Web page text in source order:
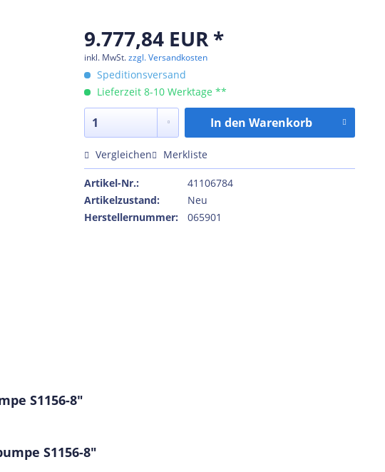
9.777,84 EUR *
inkl. MwSt.zzgl. Versandkosten
Speditionsversand
Lieferzeit 8-10 Werktage **
In den Warenkorb
Vergleichen Merkliste
Artikel-Nr.:
41106784
Artikelzustand:
Neu
Herstellernummer:
065901
S1156-8"
S1156-8"